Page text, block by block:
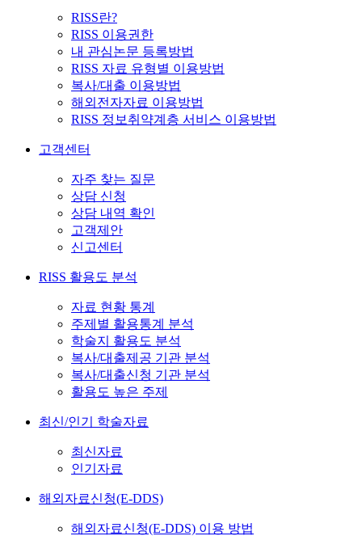
RISS란?
RISS 이용권한
내 관심논문 등록방법
RISS 자료 유형별 이용방법
복사/대출 이용방법
해외전자자료 이용방법
RISS 정보취약계층 서비스 이용방법
고객센터
자주 찾는 질문
상담 신청
상담 내역 확인
고객제안
신고센터
RISS 활용도 분석
자료 현황 통계
주제별 활용통계 분석
학술지 활용도 분석
복사/대출제공 기관 분석
복사/대출신청 기관 분석
활용도 높은 주제
최신/인기 학술자료
최신자료
인기자료
해외자료신청(E-DDS)
해외자료신청(E-DDS) 이용 방법